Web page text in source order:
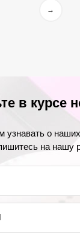
→
в курсе
узнавать о
на нашу